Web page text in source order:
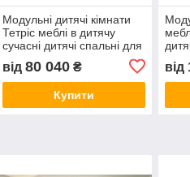
Модульні дитячі кімнати
Тетріс меблі в дитячу
сучасні дитячі спальні для
для дитячої кімнати
від 80 040₴
Купити
від